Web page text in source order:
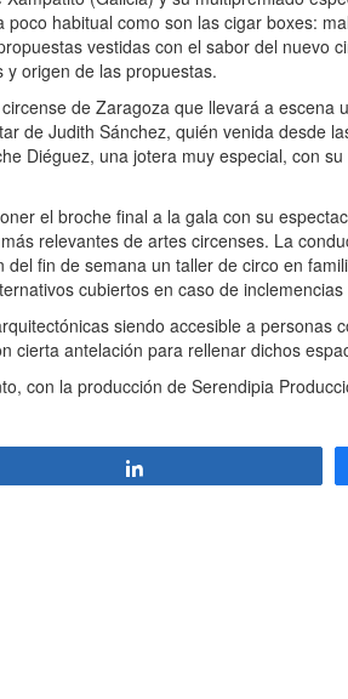
habitual como son las cigar boxes:
vestidas con el sabor del nuevo
origen de las propuestas.
de Zaragoza que llevará a escena
de Judith Sánchez, quién venida desde
Diéguez, una jotera muy especial, con
el broche final a la gala con su
relevantes de artes circenses. La
fin de semana un taller de circo en
cubiertos en caso de
siendo accesible a personas
cierta antelación para rellenar dichos
con la producción de Serendipia